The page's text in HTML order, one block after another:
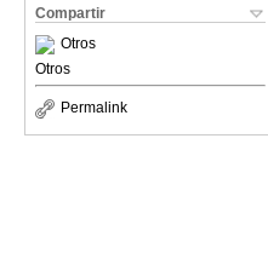
Compartir
Otros
Otros
Permalink